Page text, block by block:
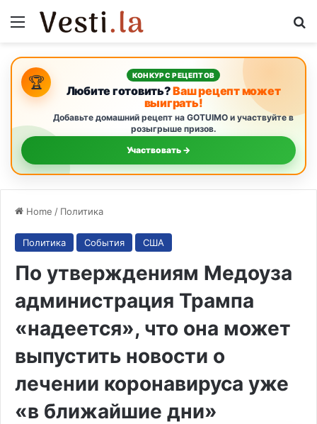
Menu
🏆 КОНКУРС РЕЦЕПТОВ
Любите готовить?Ваш рецепт может
выиграть!
Добавьте домашний рецепт на GOTUIMO и участвуйте в
розыгрыше призов.
Участвовать →
Home / Политика
Политика События США
По утверждениям Медоуза
администрация Трампа
«надеется», что она может
выпустить новости о
лечении коронавируса уже
«в ближайшие дни»